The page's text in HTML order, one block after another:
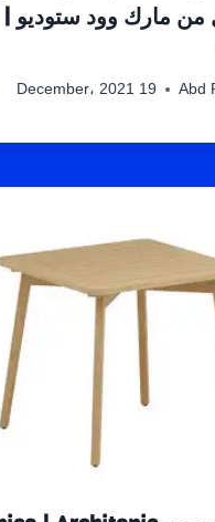
مارك وود ستوديو |
Abd 19 December، 2021